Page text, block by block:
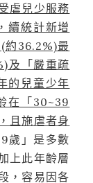
虐兒少服務
續統計新增
約36.2%)最
及「嚴重疏
的兒童少年
在「30~39
且施虐者身
歲」是多數
上此年齡層
，容易因各